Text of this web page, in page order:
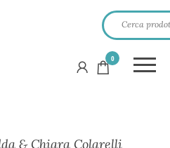
0
& Chiara Colarelli